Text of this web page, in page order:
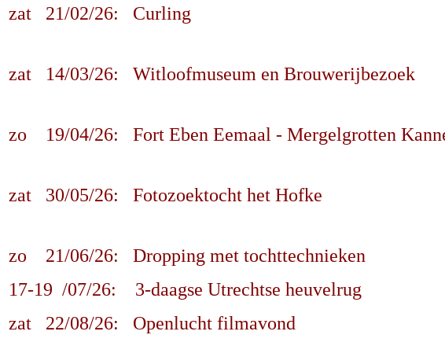
zat 21/02/26: Curling
zat 14/03/26: Witloofmuseum en Brouwerijbezoek
zo 19/04/26: Fort Eben Eemaal - Mergelgrotten
zat 30/05/26: Fotozoektocht het Hofke
zo 21/06/26: Dropping met tochttechnieken
17-19 /07/26: 3-daagse Utrechtse heuvelrug
zat 22/08/26: Openlucht filmavond